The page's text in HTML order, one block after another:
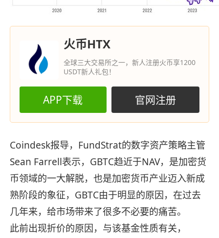
火币HTX
全球三大交易所之一，新人注册火币享1200
USDT新人礼包！
APP下载 官网注册
Coindesk报导，FundStrat的数字资产策略主管
Sean Farrell表示，GBTC趋近于NAV，是加密货
币领域的一大解脱，也是加密货币产业迈入新成
熟阶段的象征，GBTC由于明显的原因，在过去
几年来，给市场带来了很多不必要的痛苦。
此前出现折价的原因，与该基金性质有关，